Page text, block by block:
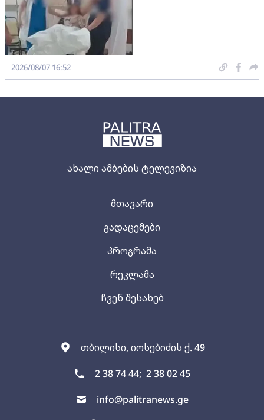
ახალი ამბების ტელევიზია
თბილისი, იოსებიძის ქ. 49
2 38 74 44; 2 38 02 45
info@palitranews.ge
მთავარი
გადაცემები
პროგრამა
რეკლამა
ჩვენ შესახებ
2026/08/07 16:52